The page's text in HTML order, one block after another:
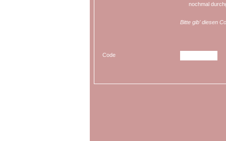
nochmal
Bitte gib’ diesen
Code